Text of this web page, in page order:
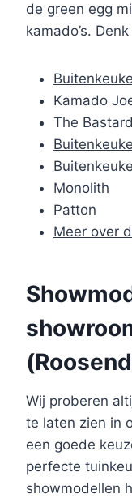
de green egg
kamado’s.
Kamado
The Bastard
Monolith
Patton
Meer over
Wij proberen
te laten zien in
een goede
perfecte
showmodellen